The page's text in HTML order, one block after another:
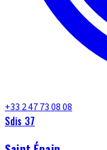
+33 2 47 73 08 08
Sdis 37